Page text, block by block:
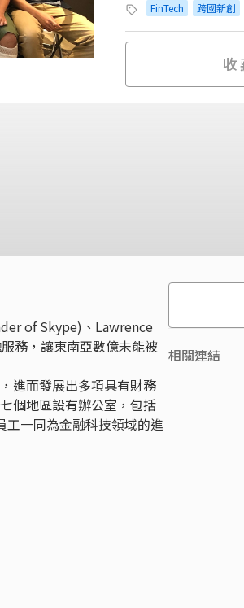
FinTech 跨國新創
收
of Skype)、Lawrence
務，讓東南亞數億未能被
進而發展出多項具有財務
個地區設有辦公室，包括
一同為金融科技領域的進
相關連結